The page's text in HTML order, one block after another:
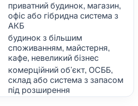
приватний будинок, магазин,
офіс або гібридна система з
АКБ
будинок з більшим
споживанням, майстерня,
кафе, невеликий бізнес
комерційний об'єкт, ОСББ,
склад або система з запасом
під розширення